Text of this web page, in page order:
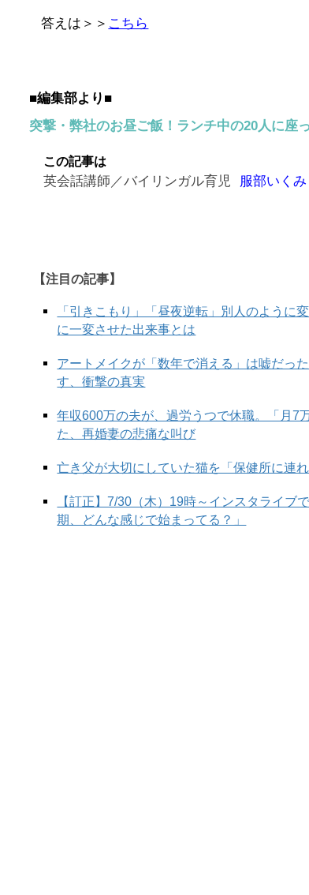
答えは＞＞ こちら
■編集部より■
突撃・弊社のお昼ご飯！ランチ中の20人に座
この記事は
英会話講師／バイリンガル育児 服部いくみ
【注目の記事】
「引きこもり」「昼夜逆転」別人のように
に一変させた出来事とは
アートメイクが「数年で消える」は嘘だっ
す、衝撃の真実
年収600万の夫が、過労うつで休職。「月7
た、再婚妻の悲痛な叫び
亡き父が大切にしていた猫を「保健所に連
【訂正】7/30（木）19時～インスタライ
期、どんな感じで始まってる？」